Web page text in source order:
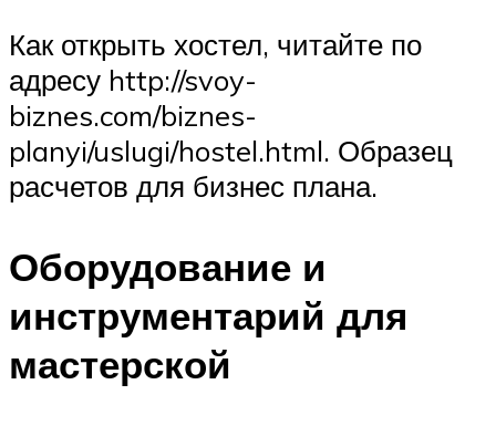
Как открыть хостел, читайте по
адресу http://svoy-
biznes.com/biznes-
planyi/uslugi/hostel.html. Образец
расчетов для бизнес плана.
Оборудование и
инструментарий для
мастерской